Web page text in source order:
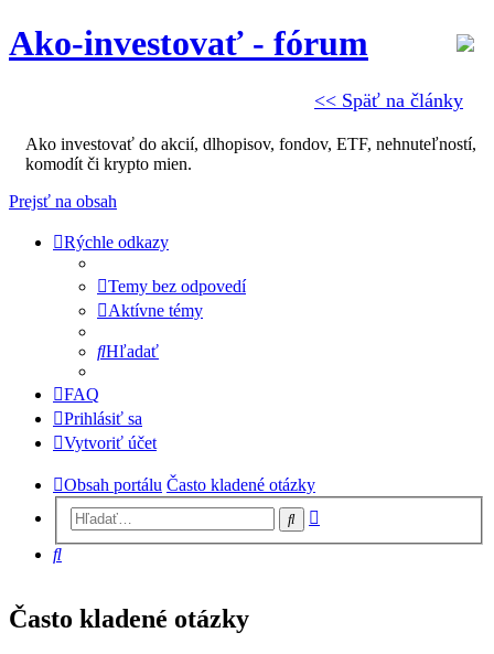
<< Späť na články
Ako-investovať - fórum
Ako investovať do akcií, dlhopisov, fondov, ETF, nehnuteľností,
komodít či krypto mien.
Prejsť na obsah
Rýchle odkazy
Temy bez odpovedí
Aktívne témy
Hľadať
FAQ
Prihlásiť sa
Vytvoriť účet
Obsah portálu Často kladené otázky
Hľadať
Hľadať
Často kladené otázky